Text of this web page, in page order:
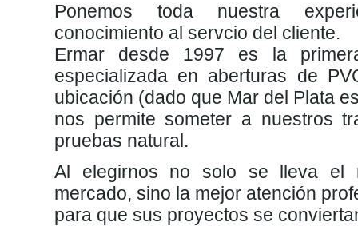
Ponemos toda nuestra
conocimiento al servcio del cliente.
Ermar desde 1997 es la
especializada en aberturas de
ubicación (dado que Mar del Plata
nos permite someter a nuestros
pruebas natural.
Al elegirnos no solo se lleva el
mercado, sino la mejor atención
para que sus proyectos se